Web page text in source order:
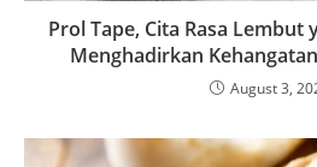
Prol Tape, Cita Rasa Lembut
Menghadirkan
August 3,